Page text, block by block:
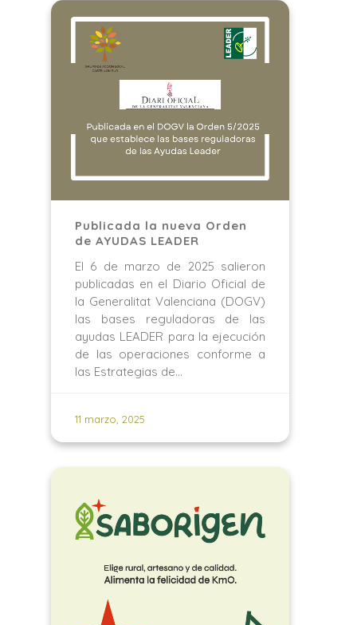
Publicada la nueva Orden
de AYUDAS LEADER
El 6 de marzo de 2025 salieron
publicadas en el Diario Oficial de
la Generalitat Valenciana (DOGV)
las bases reguladoras de las
ayudas LEADER para la ejecución
de las operaciones conforme a
las Estrategias de…
11 marzo, 2025